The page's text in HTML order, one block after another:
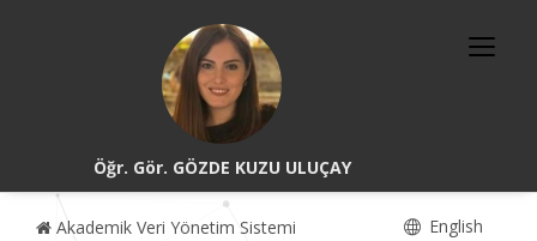
Öğr. Gör. GÖZDE KUZU ULUÇAY
Akademik Veri Yönetim Sistemi English